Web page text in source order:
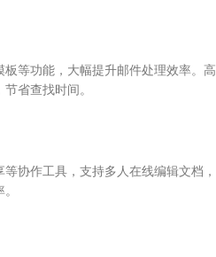
等功能，大幅提升邮件处理效率。高
省查找时间。
等协作工具，支持多人在线编辑文档，